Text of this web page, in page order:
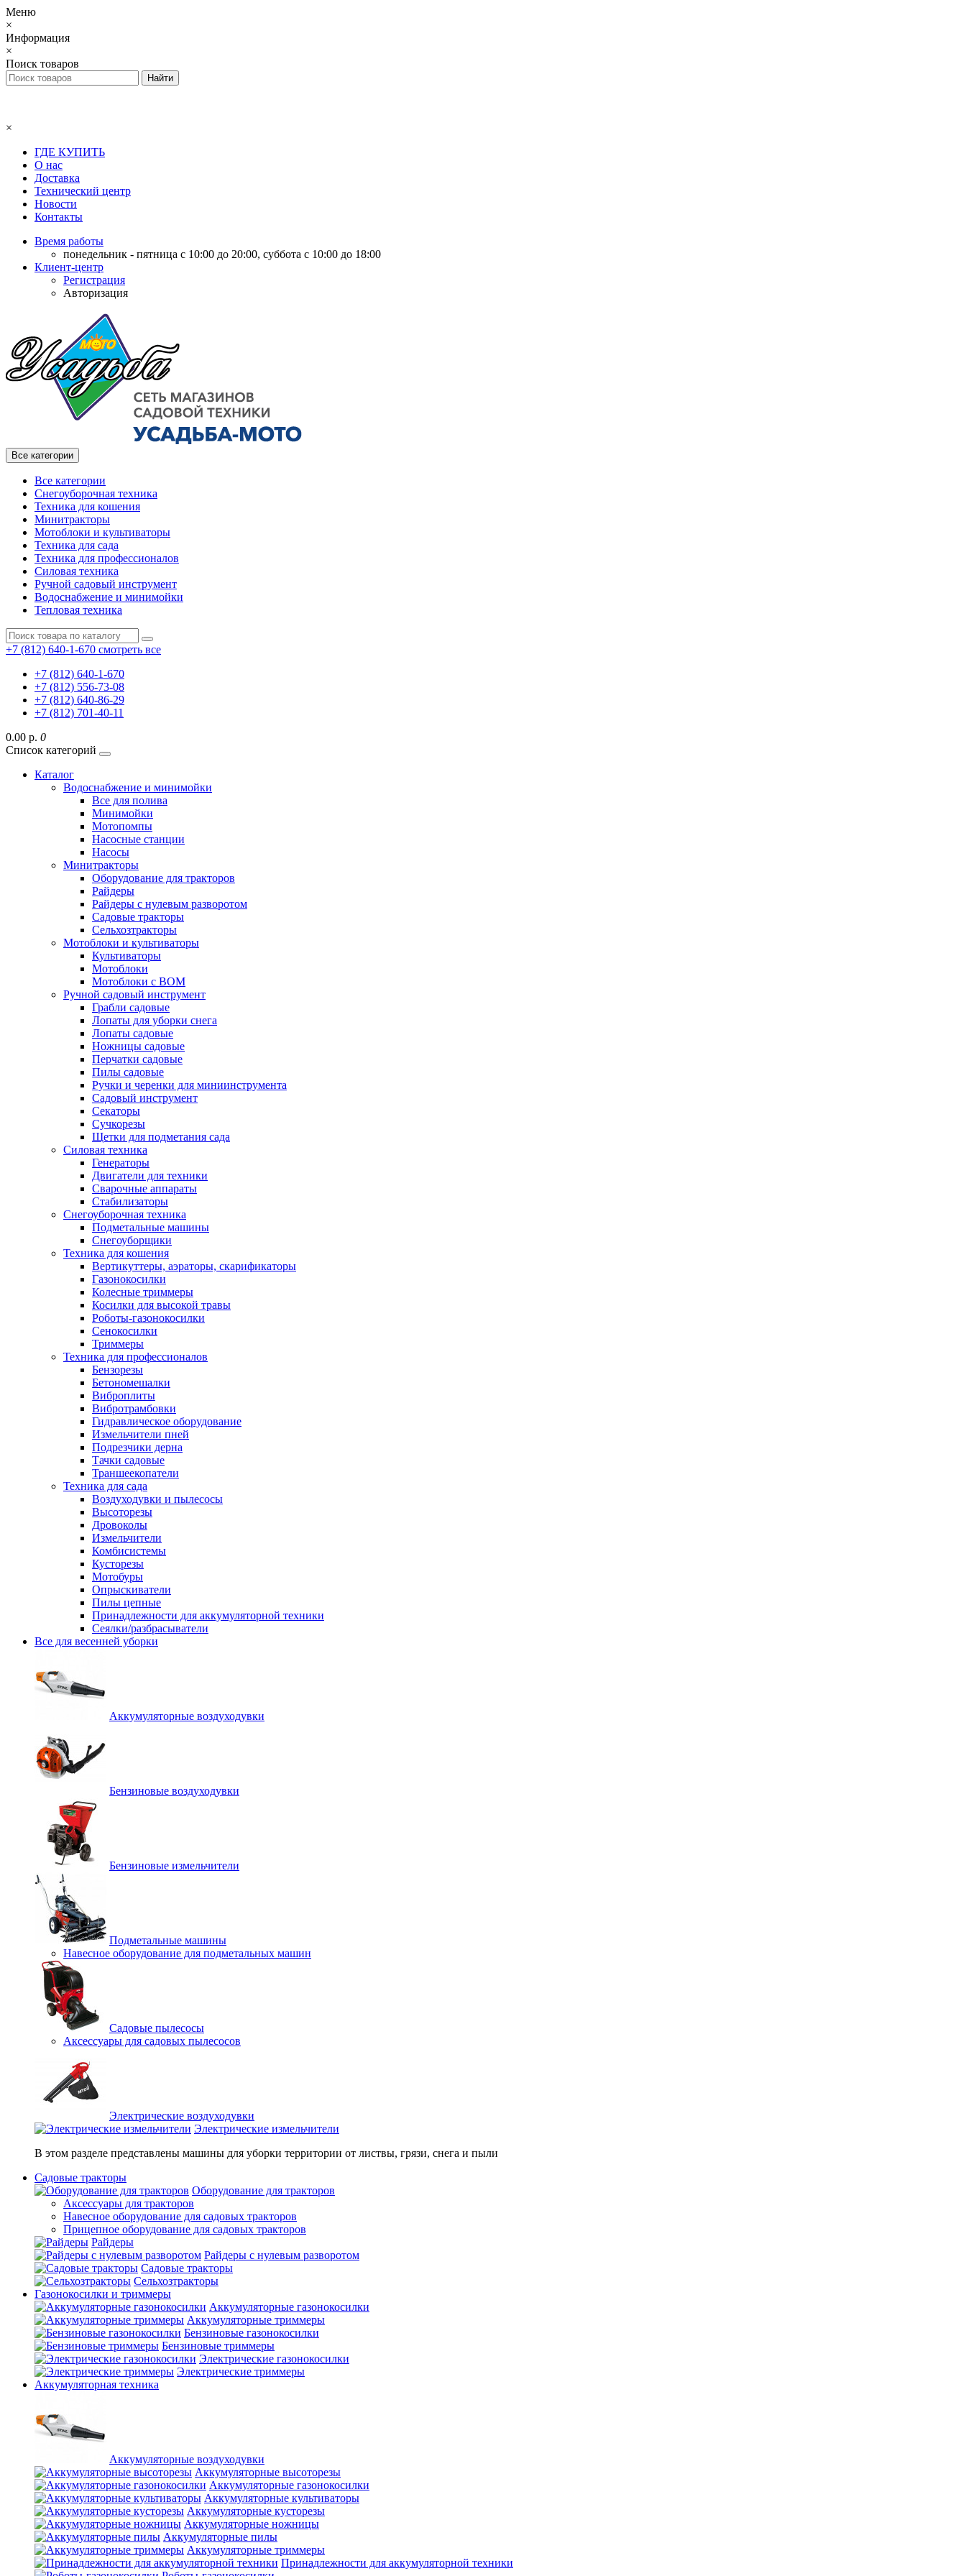
Меню
×
Информация
×
Поиск товаров
×
ГДЕ КУПИТЬ
О нас
Доставка
Технический центр
Новости
Контакты
Время работы
понедельник - пятница с 10:00 до 20:00, суббота с 10:00 до 18:00
Клиент-центр
Регистрация
Авторизация
Все категории
Все категории
Снегоуборочная техника
Техника для кошения
Минитракторы
Мотоблоки и культиваторы
Техника для сада
Техника для профессионалов
Силовая техника
Ручной садовый инструмент
Водоснабжение и минимойки
Тепловая техника
+7 (812) 640-1-670 смотреть все
+7 (812) 640-1-670
+7 (812) 556-73-08
+7 (812) 640-86-29
+7 (812) 701-40-11
0.00 р. 0
Список категорий
Каталог
Водоснабжение и минимойки
Все для полива
Минимойки
Мотопомпы
Насосные станции
Насосы
Минитракторы
Оборудование для тракторов
Райдеры
Райдеры с нулевым разворотом
Садовые тракторы
Сельхозтракторы
Мотоблоки и культиваторы
Культиваторы
Мотоблоки
Мотоблоки с ВОМ
Ручной садовый инструмент
Грабли садовые
Лопаты для уборки снега
Лопаты садовые
Ножницы садовые
Перчатки садовые
Пилы садовые
Ручки и черенки для миниинструмента
Садовый инструмент
Секаторы
Сучкорезы
Щетки для подметания сада
Силовая техника
Генераторы
Двигатели для техники
Сварочные аппараты
Стабилизаторы
Снегоуборочная техника
Подметальные машины
Снегоуборщики
Техника для кошения
Вертикуттеры, аэраторы, скарификаторы
Газонокосилки
Колесные триммеры
Косилки для высокой травы
Роботы-газонокосилки
Сенокосилки
Триммеры
Техника для профессионалов
Бензорезы
Бетономешалки
Виброплиты
Вибротрамбовки
Гидравлическое оборудование
Измельчители пней
Подрезчики дерна
Тачки садовые
Траншеекопатели
Техника для сада
Воздуходувки и пылесосы
Высоторезы
Дровоколы
Измельчители
Комбисистемы
Кусторезы
Мотобуры
Опрыскиватели
Пилы цепные
Принадлежности для аккумуляторной техники
Сеялки/разбрасыватели
Все для весенней уборки
Аккумуляторные воздуходувки
Бензиновые воздуходувки
Бензиновые измельчители
Подметальные машины
Навесное оборудование для подметальных машин
Садовые пылесосы
Аксессуары для садовых пылесосов
Электрические воздуходувки
Электрические измельчители
В этом разделе представлены машины для уборки территории от листвы, грязи, снега и пыли
Садовые тракторы
Оборудование для тракторов
Аксессуары для тракторов
Навесное оборудование для садовых тракторов
Прицепное оборудование для садовых тракторов
Райдеры
Райдеры с нулевым разворотом
Садовые тракторы
Сельхозтракторы
Газонокосилки и триммеры
Аккумуляторные газонокосилки
Аккумуляторные триммеры
Бензиновые газонокосилки
Бензиновые триммеры
Электрические газонокосилки
Электрические триммеры
Аккумуляторная техника
Аккумуляторные воздуходувки
Аккумуляторные высоторезы
Аккумуляторные газонокосилки
Аккумуляторные культиваторы
Аккумуляторные кусторезы
Аккумуляторные ножницы
Аккумуляторные пилы
Аккумуляторные триммеры
Принадлежности для аккумуляторной техники